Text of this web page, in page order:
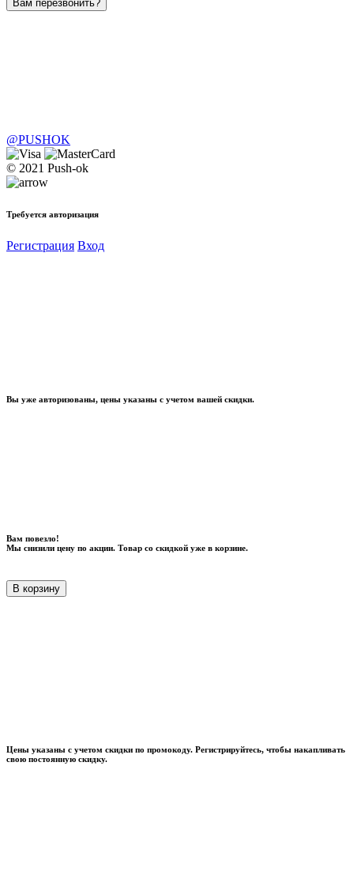
Вам перезвонить?
@PUSHOK
© 2021 Push-ok
Требуется авторизация
Регистрация Вход
Вы уже авторизованы, цены указаны с учетом вашей скидки.
Вам повезло!
Мы снизили цену по акции. Товар со скидкой уже в корзине.
В корзину
Цены указаны с учетом скидки по промокоду. Регистрируйтесь, чтобы накапливать
свою постоянную скидку.